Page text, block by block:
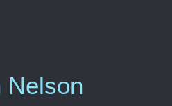
Nelson